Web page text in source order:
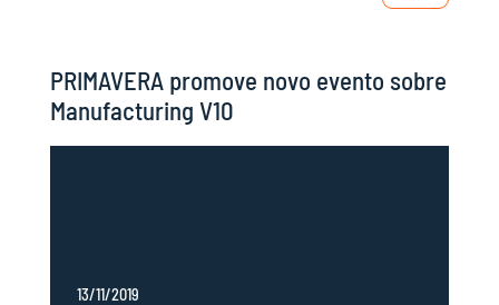
PRIMAVERA promove novo evento sobre
Manufacturing V10
13/11/2019